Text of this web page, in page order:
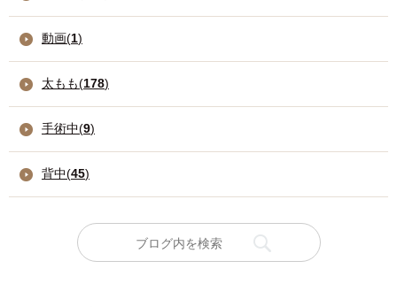
動画(1)
太もも(178)
手術中(9)
背中(45)